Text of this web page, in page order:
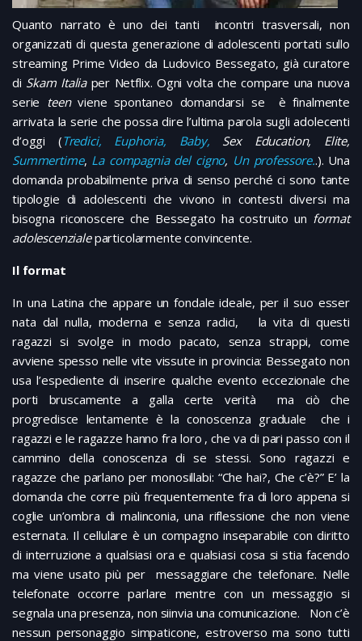
Quanto narrato è uno dei tanti incontri trasversali, non
organizzati di questa generazione di adolescenti portati sullo
streaming Prime Video da Ludovico Bessegato, già curatore
di Skam Italia per Netflix. Ogni volta che compare una nuova
serie teenviene spontaneo domandarsi se è finalmente
arrivata la serie che possa dire l’ultima parola sugli adolecenti
d’oggi (Tredici, Euphoria, Baby, Sex Education, Elite,
Summertime, La compagnia del cigno, Un professore..). Una
domanda probabilmente priva di senso perché ci sono tante
tipologie di adolescenti che vivono in contesti diversi ma
bisogna riconoscere che Bessegato ha costruito un format
adolescenzialeparticolarmente convincente.
Il format
In una Latina che appare un fondale ideale, per il suo esser
nata dal nulla, moderna e senza radici, la vita di questi
ragazzi si svolge in modo pacato, senza strappi, come
avviene spesso nelle vite vissute in provincia: Bessegato non
usa l’espediente di inserire qualche evento eccezionale che
porti bruscamente a galla certe verità ma ciò che
progredisce lentamente è la conoscenza graduale che i
ragazzi e le ragazze hanno fra loro , che va di pari passo con il
cammino della conoscenza di se stessi. Sono ragazzi e
ragazze che parlano per monosillabi: “Che hai?, Che c’è?” E’ la
domanda che corre più frequentemente fra di loro appena si
coglie un’ombra di malinconia, una riflessione che non viene
esternata. Il cellulare è un compagno inseparabile con diritto
di interruzione a qualsiasi ora e qualsiasi cosa si stia facendo
ma viene usato più per messaggiare che telefonare. Nelle
telefonate occorre parlare mentre con un messaggio si
segnala una presenza, non siinvia una comunicazione. Non c’è
nessun personaggio simpaticone, estroverso ma sono tutti